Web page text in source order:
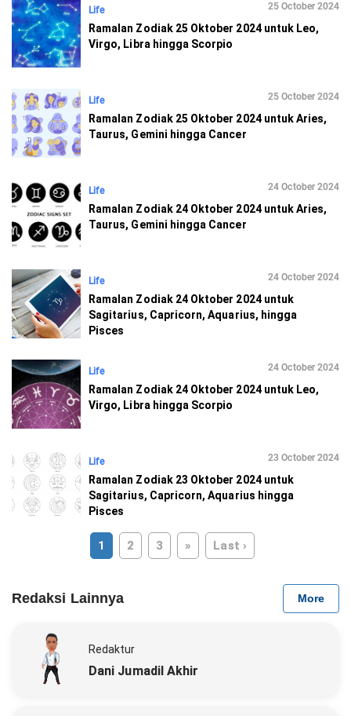
Life 25 October 2024
Ramalan Zodiak 25 Oktober 2024 untuk Leo,
Virgo, Libra hingga Scorpio
Life 25 October 2024
Ramalan Zodiak 25 Oktober 2024 untuk Aries,
Taurus, Gemini hingga Cancer
Life 24 October 2024
Ramalan Zodiak 24 Oktober 2024 untuk Aries,
Taurus, Gemini hingga Cancer
Life 24 October 2024
Ramalan Zodiak 24 Oktober 2024 untuk
Sagitarius, Capricorn, Aquarius, hingga
Pisces
Life 24 October 2024
Ramalan Zodiak 24 Oktober 2024 untuk Leo,
Virgo, Libra hingga Scorpio
Life 23 October 2024
Ramalan Zodiak 23 Oktober 2024 untuk
Sagitarius, Capricorn, Aquarius hingga
Pisces
1 2 3 » Last ›
Redaksi Lainnya More
Redaktur
Dani Jumadil Akhir